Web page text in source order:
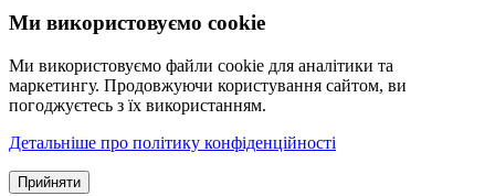
Ми використовуємо cookie
Ми використовуємо файли cookie для аналітики та
маркетингу. Продовжуючи користування сайтом, ви
погоджуєтесь з їх використанням.
Детальніше про політику конфіденційності
Прийняти